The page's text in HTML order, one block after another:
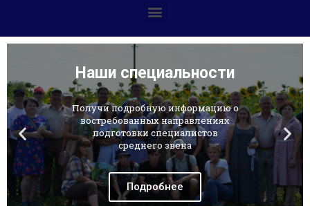
Наши специальности
Получи подробную информацию о
востребованных направлениях
подготовки специалистов
среднего звена
Подробнее